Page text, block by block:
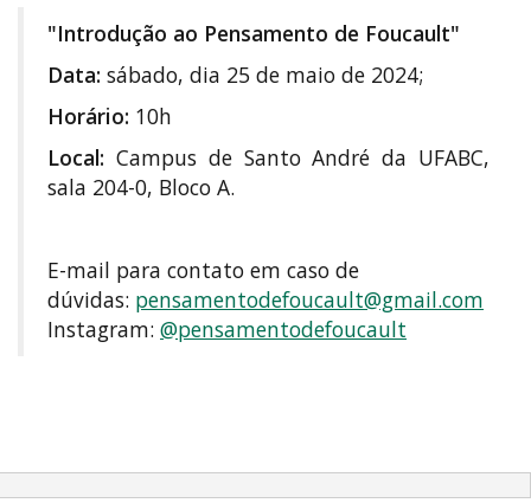
"Introdução ao Pensamento de Foucault"
Data: sábado, dia 25 de maio de 2024;
Horário: 10h
Local: Campus de Santo André da UFABC,
sala 204-0, Bloco A.
E-mail para contato em caso de
dúvidas: pensamentodefoucault@gmail.com
Instagram: @pensamentodefoucault